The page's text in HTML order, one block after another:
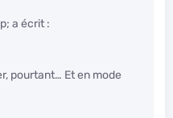
a écrit :
pourtant… Et en mode